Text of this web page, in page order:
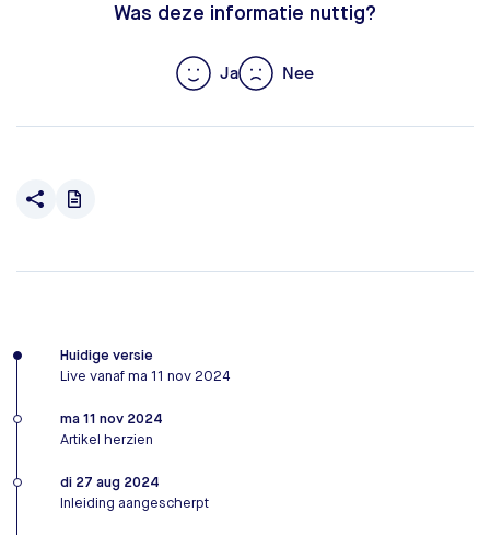
Was deze informatie nuttig?
Ja Nee
Huidige versie
Live vanaf ma 11 nov 2024
ma 11 nov 2024
Artikel herzien
di 27 aug 2024
Inleiding aangescherpt